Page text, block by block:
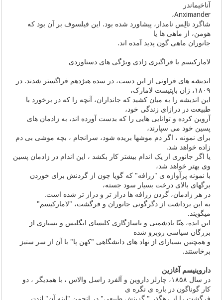
آناخیماندر
Anximander،
شاگرد تالِس نامدار، پیشاورد شده بود. این فیلسوف بر آن بود که
هومن، از ماهی ها یا
جانوران ماهی گون پدید آمده اند.
لامارکیسم یا فراگیری زادی ویژگی های دستاوردی
اندیشه های فراونی از این دست، در سده هیژدهم فراگستر شدند. در
١۸۰۹، ژان باپتیست لامارک،
این اندیشه را به میان کشید که جانداران، آنچه را که در برخورد با
طبیعت در درازای زندگی خود،
آروین کرده و توانایی هایی را که بدست آورده اند، به زادمان های
پسین خود می سپارند،
برای نمونه ، اگر دم موشها بریده شود، سرانجام ، بچه موشی بی دم
زاده خواهد شد.
یا اگر جانوری از یک اندام بیشتر کار بکشد ، این اندام در زادمان پسین
وی بهتر خواهد شد،
با نمونه پرآوازه ی "زرافه" که گویا چون از گردنش برای خوردن
برگهای بالای درخت بسیار سود جسته،
در هر زادمان، گردن زرافه ها دراز تر و دراز تر شده است.
به این برداشت از دگرگونی جانوران و فرگشت، "لامارکیسم"
میگویند.
این ایده، هتّا بادشمنی و ناسازگاری کلیسای انگلیس و بسیاری از
بزرگان سیاسی روبرو شده
و همچنین بسیارای از نهاد های دانشگاهی "کهن پا" با آن از سر ستیز
برخاستند.
داروینیسم آغازین
در سال ١۸۵۸، چارلز داروین و آلفرد راسل والاس ، با همدیگر ، دو
کار گوناگون در باره ی نگره ی
فرگشت را از رهگذر " گزینش طبیعی" در انجمن "لینه آن" لندن